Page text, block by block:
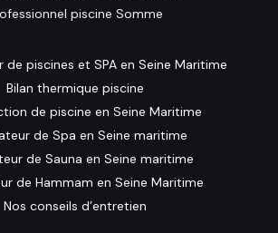
piscine Somme
piscines et SPA en Seine Maritime
Bilan thermique piscine
de piscine en Seine Maritime
de Spa en Seine maritime
de Sauna en Seine maritime
de Hammam en Seine Maritime
Nos conseils d’entretien